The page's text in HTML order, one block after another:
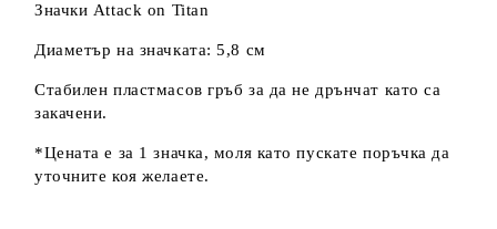
Значки Attack on Titan
Диаметър на значката: 5,8 см
Стабилен пластмасов гръб за да не дрънчат като са
закачени.
*Цената е за 1 значка, моля като пускате поръчка да
уточните коя желаете.